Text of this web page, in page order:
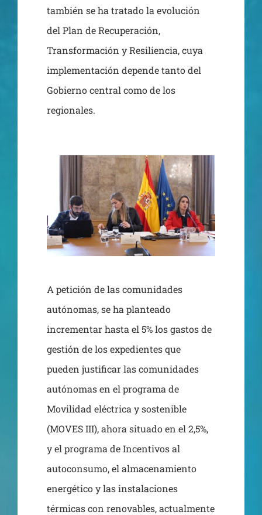
también se ha tratado la evolución
del Plan de Recuperación,
Transformación y Resiliencia, cuya
implementación depende tanto del
Gobierno central como de los
regionales.
A petición de las comunidades
autónomas, se ha planteado
incrementar hasta el 5% los gastos de
gestión de los expedientes que
pueden justificar las comunidades
autónomas en el programa de
Movilidad eléctrica y sostenible
(MOVES III), ahora situado en el 2,5%,
y el programa de Incentivos al
autoconsumo, el almacenamiento
energético y las instalaciones
térmicas con renovables, actualmente